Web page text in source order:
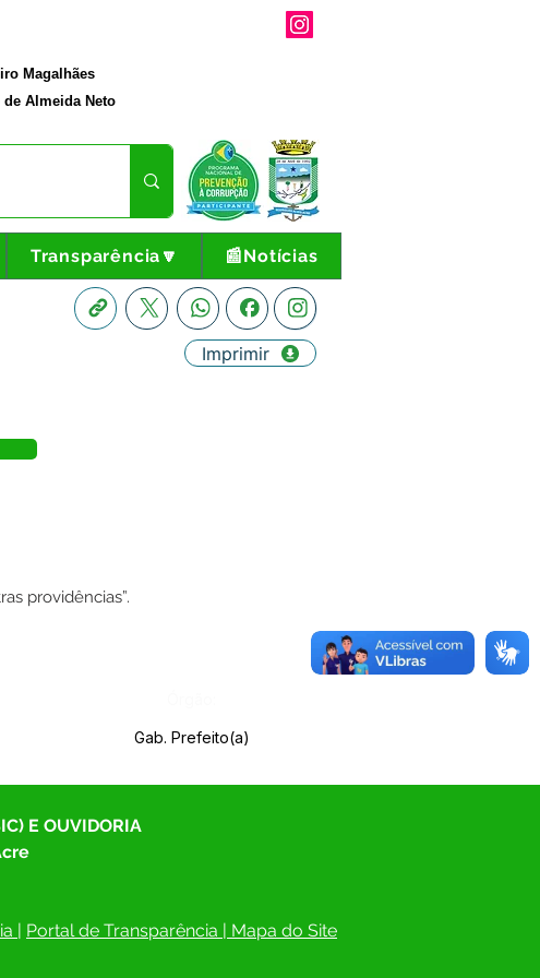
Magalhães
Almeida Neto
Transparência🔽 📰Notícias
Imprimir
providências”.
Gab. Prefeito(a)
E OUVIDORIA
| Portal de Transparência | Mapa do Site